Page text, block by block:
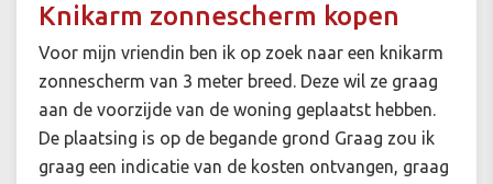
Knikarm zonnescherm kopen
Voor mijn vriendin ben ik op zoek naar een knikarm
zonnescherm van 3 meter breed. Deze wil ze graag
aan de voorzijde van de woning geplaatst hebben.
De plaatsing is op de begande grond Graag zou ik
graag een indicatie van de kosten ontvangen, graag